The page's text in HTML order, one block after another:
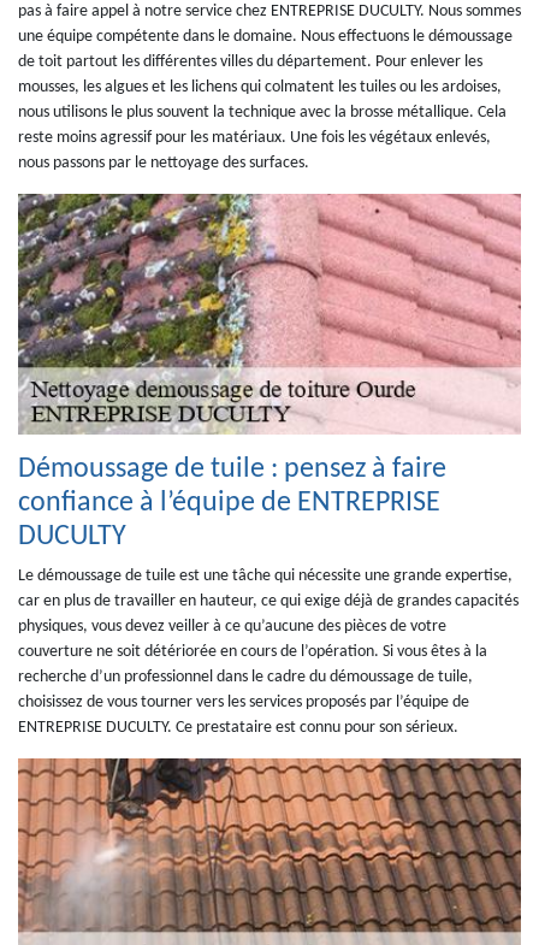
pas à faire appel à notre service chez ENTREPRISE DUCULTY. Nous sommes
une équipe compétente dans le domaine. Nous effectuons le démoussage
de toit partout les différentes villes du département. Pour enlever les
mousses, les algues et les lichens qui colmatent les tuiles ou les ardoises,
nous utilisons le plus souvent la technique avec la brosse métallique. Cela
reste moins agressif pour les matériaux. Une fois les végétaux enlevés,
nous passons par le nettoyage des surfaces.
Démoussage de tuile : pensez à faire
confiance à l’équipe de ENTREPRISE
DUCULTY
Le démoussage de tuile est une tâche qui nécessite une grande expertise,
car en plus de travailler en hauteur, ce qui exige déjà de grandes capacités
physiques, vous devez veiller à ce qu’aucune des pièces de votre
couverture ne soit détériorée en cours de l’opération. Si vous êtes à la
recherche d’un professionnel dans le cadre du démoussage de tuile,
choisissez de vous tourner vers les services proposés par l’équipe de
ENTREPRISE DUCULTY. Ce prestataire est connu pour son sérieux.